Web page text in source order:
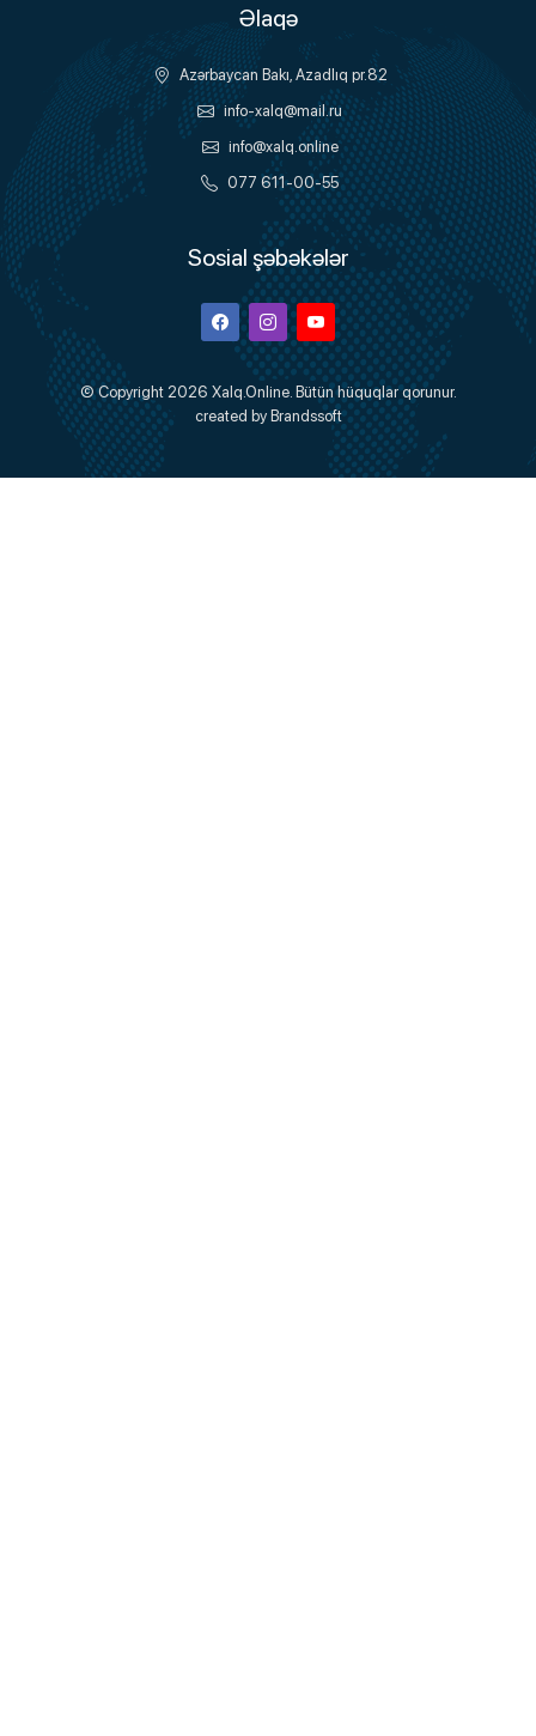
Əlaqə
Azərbaycan Bakı, Azadlıq pr.82
info-xalq@mail.ru
info@xalq.online
077 611-00-55
Sosial şəbəkələr
FacebookInstagramYoutube
© Copyright 2026 Xalq.Online. Bütün hüquqlar qorunur.
created by Brandssoft